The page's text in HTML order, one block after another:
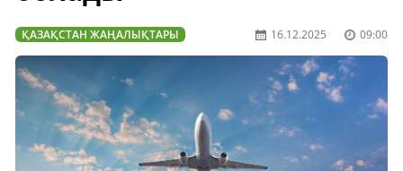
ҚАЗАҚСТАН ЖАҢАЛЫҚТАРЫ 16.12.2025 09:00